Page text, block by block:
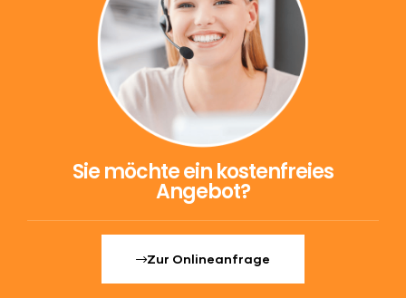
Sie möchte ein kostenfreies
Angebot?
Zur Onlineanfrage